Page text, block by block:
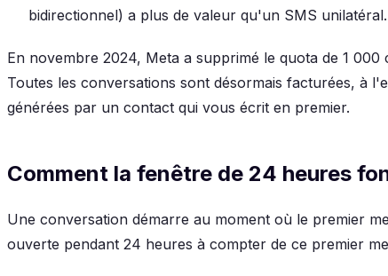
bidirectionnel) a plus de valeur qu'un SMS
En novembre 2024, Meta a supprimé le quota de 1
Toutes les conversations sont désormais facturées, à
générées par un contact qui vous écrit en premier.
Comment la fenêtre de 24 heures
Une conversation démarre au moment où le premier
ouverte pendant 24 heures à compter de ce premier